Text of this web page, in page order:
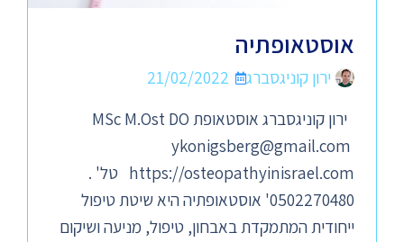
אוסטאופתיה
ירון קוניגסברג
21/02/2022
ירון קוניגסברג אוסטאופת MSc M.Ost DO
ykonigsberg@gmail.com
https://osteopathyinisrael.com טל' .
0502270480' אוסטאופתיה היא שיטת טיפול
ייחודית המתמקדת באבחון, טיפול, מניעה ושיקום